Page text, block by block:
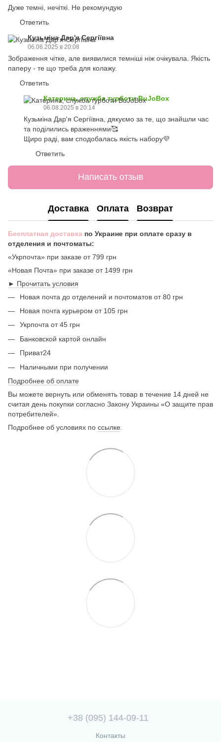
Дуже темні, нечіткі. Не рекомундую
Ответить
Кузьміна Дар'я Сергіївна
06.08.2025 в 20:08
Зображення чітке, але виявилися темніші ніж очікувала. Якість
паперу - те що треба для колажу.
Ответить
Катерина, служба турботи BuJoBox
06.08.2025 в 20:14
Кузьміна Дар'я Сергіївна, дякуємо за те, що знайшли час
та поділились враженнями🥰
Щиро раді, вам сподобалась якість набору💜
Ответить
Написать отзыв
Доставка Оплата Возврат
Бесплатная доставка по Украине при оплате сразу в
отделения и почтоматы:
«Укрпочта» при заказе от 799 грн
«Новая Почта» при заказе от 1499 грн
► Прочитать условия
Новая почта до отделений и почтоматов от 80 грн
Новая почта курьером от 105 грн
Укрпочта от 45 грн
Банковской картой онлайн
Приват24
Наличными при получении
Подробнее об оплате
Вы можете вернуть или обменять товар в течение 14 дней не
считая день покупки согласно Закону Украины «О защите прав
потребителей».
Подробнее об условиях по ссылке
+38 (095) 144-09-11
Контакты